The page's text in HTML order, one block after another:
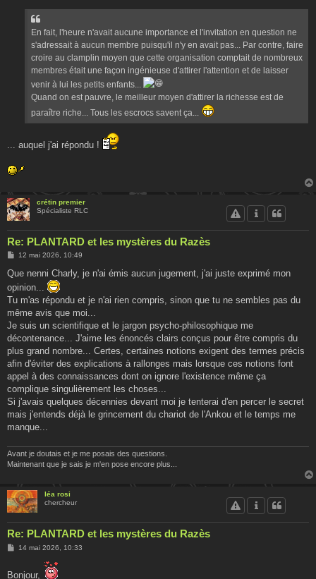
En fait, l'heure n'avait aucune importance et l'invitation en question ne
s'adressait à aucun membre puisqu'il n'y en avait pas... Par contre, faire
croire au clamplin moyen que cette organisation comptait de nombreux
membres était une façon ingénieuse d'attirer l'attention et de laisser
venir à lui les petits enfants...
Quand on est pauvre, le meilleur moyen d'attirer la richesse est de
paraître riche... Tous les escrocs savent ça...
... auquel j'ai répondu !
crétin premier
Spécialiste RLC
Re: PLANTARD et les mystères du Razès
M
s
a
g
e
12 mai 2026, 10:49
Que nenni Charly, je n'ai émis aucun jugement, j'ai juste exprimé mon
opinion...
Tu m'as répondu et je n'ai rien compris, sinon que tu ne sembles pas du
même avis que moi...
Je suis un scientifique et le jargon psycho-philosophique me
décontenance... J'aime les énoncés clairs conçus pour être compris du
plus grand nombre... Certes, certaines notions exigent des termes précis
afin d'éviter des explications à rallonges mais lorsque ces notions font
appel à des connaissances dont on ignore l'existence même ça
complique singulièrement les choses...
Si j'avais quelques décennies devant moi je tenterai d'en percer le secret
mais j'entends déjà le grincement du chariot de l'Ankou et le temps me
manque...
Avant je doutais et je me posais des questions.
Maintenant que je sais je m'en pose encore plus...
léa rosi
chercheur
Re: PLANTARD et les mystères du Razès
M
s
14 mai 2026, 10:33
Bonjour,